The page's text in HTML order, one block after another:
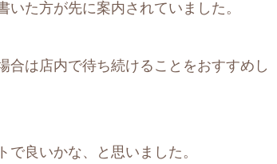
た方が先に案内されていました。
合は店内で待ち続けることをおすすめし
良いかな、と思いました。